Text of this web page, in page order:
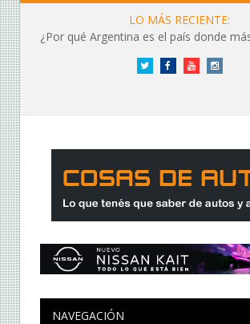
LO MÁS RECIENTE:
¿Por qué Argentina es el país donde
Twitter FacebookYouTubeInstagram
NAVEGACIÓN